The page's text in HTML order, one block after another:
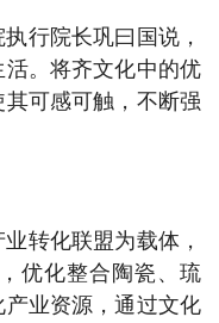
行院长巩曰国说，
。将齐文化中的优
可感可触，不断强
转化联盟为载体，
优化整合陶瓷、琉
业资源，通过文化